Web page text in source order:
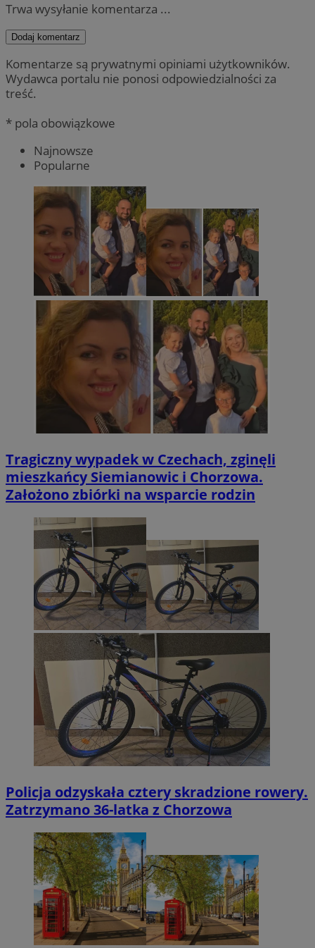
Trwa wysyłanie komentarza ...
Dodaj komentarz
Komentarze są prywatnymi opiniami użytkowników.
Wydawca portalu nie ponosi odpowiedzialności za
treść.
* pola obowiązkowe
Najnowsze
Popularne
Tragiczny wypadek w Czechach, zginęli
mieszkańcy Siemianowic i Chorzowa.
Założono zbiórki na wsparcie rodzin
Policja odzyskała cztery skradzione rowery.
Zatrzymano 36-latka z Chorzowa